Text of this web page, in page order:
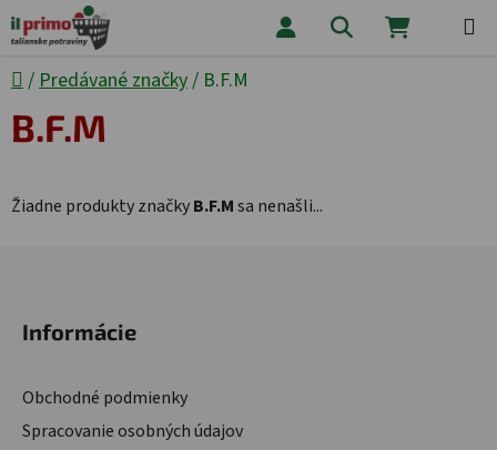
Prejsť na obsah Hľadať
Domov
/ Predávané značky/ B.F.M
B.F.M
Žiadne produkty značkyB.F.Msa nenašli...
Informácie
Obchodné podmienky
Spracovanie osobných údajov